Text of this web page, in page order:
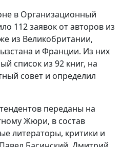
в Организационный
112 заявок от авторов из
из Великобритании,
и Франции. Из них
список из 92 книг, на
совет и определил
переданы на
Жюри, в состав
литераторы, критики и